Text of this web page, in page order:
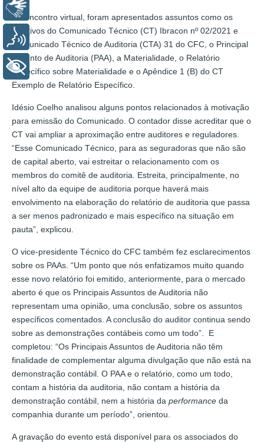
No encontro virtual, foram apresentados assuntos como os
objetivos do Comunicado Técnico (CT) Ibracon nº 02/2021 e
Comunicado Técnico de Auditoria (CTA) 31 do CFC, o Principal
Assunto de Auditoria (PAA), a Materialidade, o Relatório
Específico sobre Materialidade e o Apêndice 1 (B) do CT
Exemplo de Relatório Específico.
Idésio Coelho analisou alguns pontos relacionados à motivação
para emissão do Comunicado. O contador disse acreditar que o
CT vai ampliar a aproximação entre auditores e reguladores.
“Esse Comunicado Técnico, para as seguradoras que não são
de capital aberto, vai estreitar o relacionamento com os
membros do comitê de auditoria. Estreita, principalmente, no
nível alto da equipe de auditoria porque haverá mais
envolvimento na elaboração do relatório de auditoria que passa
a ser menos padronizado e mais específico na situação em
pauta”, explicou.
O vice-presidente Técnico do CFC também fez esclarecimentos
sobre os PAAs. “Um ponto que nós enfatizamos muito quando
esse novo relatório foi emitido, anteriormente, para o mercado
aberto é que os Principais Assuntos de Auditoria não
representam uma opinião, uma conclusão, sobre os assuntos
específicos comentados. A conclusão do auditor continua sendo
sobre as demonstrações contábeis como um todo”. E
completou: “Os Principais Assuntos de Auditoria não têm
finalidade de complementar alguma divulgação que não está na
demonstração contábil. O PAA e o relatório, como um todo,
contam a história da auditoria, não contam a história da
demonstração contábil, nem a história da performance da
companhia durante um período”, orientou.
A gravação do evento está disponível para os associados do
Voz
+ Acessibilidade